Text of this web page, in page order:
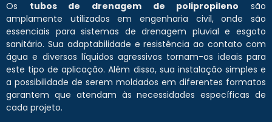
Os tubos de drenagem de polipropileno são
amplamente utilizados em engenharia civil, onde são
essenciais para sistemas de drenagem pluvial e esgoto
sanitário. Sua adaptabilidade e resistência ao contato com
água e diversos líquidos agressivos tornam-os ideais para
este tipo de aplicação. Além disso, sua instalação simples e
a possibilidade de serem moldados em diferentes formatos
garantem que atendam às necessidades específicas de
cada projeto.